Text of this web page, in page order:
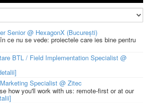
Senior @ HexagonX (București)
ce nu se vede: proiectele care ies bine pentru
BTL / Field Implementation Specialist @
Specialist @ Zitec
how you'll work with us: remote-first or at our